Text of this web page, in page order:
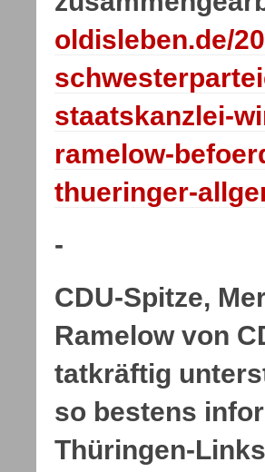
oldisleben.de/
staatskanzlei-
ramelow-
thueringer-
-
CDU-Spitze,
Ramelow von
tatkräftig
so bestens
Thüringen-